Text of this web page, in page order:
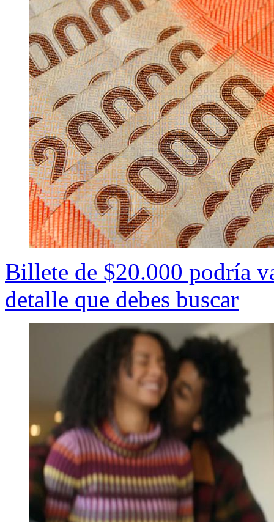
Billete de $20.000 podría
detalle que debes buscar